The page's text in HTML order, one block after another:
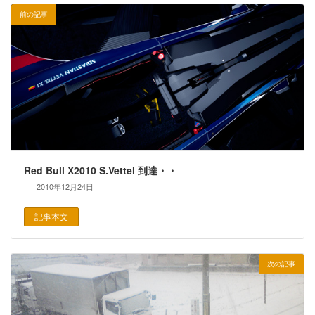
前の記事
Red Bull X2010 S.Vettel 到達・・
2010年12月24日
記事本文
次の記事